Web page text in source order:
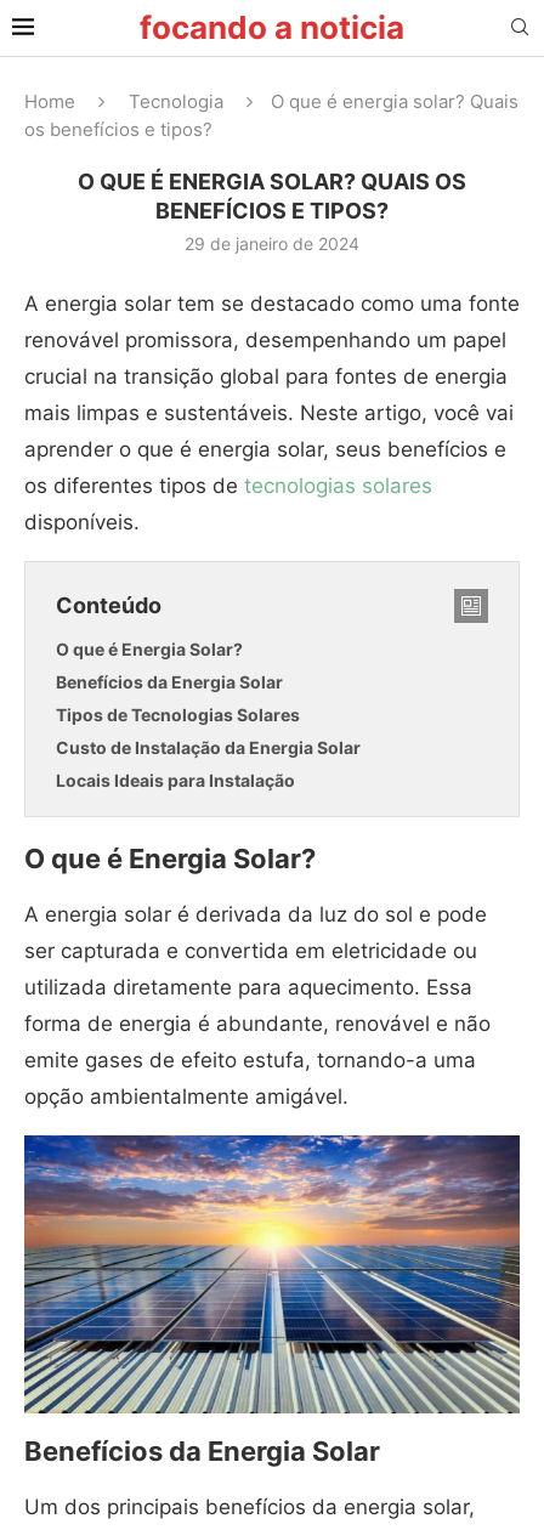
focando a noticia
Home Tecnologia
O que é energia solar? Quais
os benefícios e tipos?
O QUE É ENERGIA SOLAR? QUAIS OS
BENEFÍCIOS E TIPOS?
29 de janeiro de 2024
A energia solar tem se destacado como uma fonte
renovável promissora, desempenhando um papel
crucial na transição global para fontes de energia
mais limpas e sustentáveis. Neste artigo, você vai
aprender o que é energia solar, seus benefícios e
os diferentes tipos de tecnologias solares
disponíveis.
Conteúdo
O que é Energia Solar?
Benefícios da Energia Solar
Tipos de Tecnologias Solares
Custo de Instalação da Energia Solar
Locais Ideais para Instalação
O que é Energia Solar?
A energia solar é derivada da luz do sol e pode
ser capturada e convertida em eletricidade ou
utilizada diretamente para aquecimento. Essa
forma de energia é abundante, renovável e não
emite gases de efeito estufa, tornando-a uma
opção ambientalmente amigável.
Benefícios da Energia Solar
Um dos principais benefícios da energia solar,